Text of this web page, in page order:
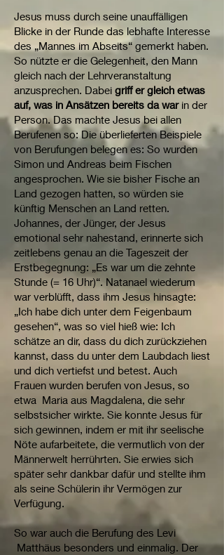
Jesus muss durch seine unauffälligen
Blicke in der Runde das lebhafte Interesse
des „Mannes im Abseits“ gemerkt haben.
So nützte er die Gelegenheit, den Mann
gleich nach der Lehrveranstaltung
anzusprechen. Dabei griff er gleich etwas
auf, was in Ansätzen bereits da warin der
Person. Das machte Jesus bei allen
Berufenen so: Die überlieferten Beispiele
von Berufungen belegen es: So wurden
Simon und Andreas beim Fischen
angesprochen. Wie sie bisher Fische an
Land gezogen hatten, so würden sie
künftig Menschen an Land retten.
Johannes, der Jünger, der Jesus
emotional sehr nahestand, erinnerte sich
zeitlebens genau an die Tageszeit der
Erstbegegnung: „Es war um die zehnte
Stunde (= 16 Uhr)“. Natanael wiederum
war verblüfft, dass ihm Jesus hinsagte:
„Ich habe dich unter dem Feigenbaum
gesehen“, was so viel hieß wie: Ich
schätze an dir, dass du dich zurückziehen
kannst, dass du unter dem Laubdach liest
und dich vertiefst und betest. Auch
Frauen wurden berufen von Jesus, so
etwa Maria aus Magdalena, die sehr
selbstsicher wirkte. Sie konnte Jesus für
sich gewinnen, indem er mit ihr seelische
Nöte aufarbeitete, die vermutlich von der
Männerwelt herrührten. Sie erwies sich
später sehr dankbar dafür und stellte ihm
als seine Schülerin ihr Vermögen zur
Verfügung.
So war auch die Berufung des Levi
Matthäus besonders und einmalig. Der